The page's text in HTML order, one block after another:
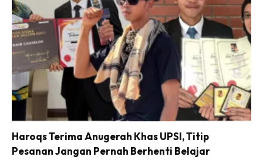
diucapkan dalam mesej tersebut, Awie berkata anaknya
meluahkan rasa rindu serta sayang kepada dirinya.
“Assalamualaikum daddy, ini Qasseh. Saya sayang dan
rindu daddy sangat-sangat.”
Untuk makluman, Putra Ahmad Rezzki dan Puteri Qasseh
Atasha merupakan anak daripada hasil perkahwinan
terdahulu Awie bersama bekas isteri Rozana Misbun.
Haroqs Terima Anugerah Khas UPSI, Titip
Pesanan Jangan Pernah Berhenti Belajar